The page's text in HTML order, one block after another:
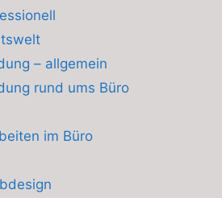
– allgemein
rund ums Büro
im Büro